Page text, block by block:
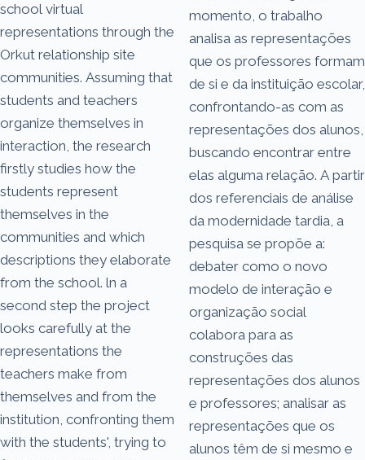
school virtual
representations through the
Orkut relationship site
communities. Assuming that
students and teachers
organize themselves in
interaction, the research
firstly studies how the
students represent
themselves in the
communities and which
descriptions they elaborate
from the school. ln a
second step the project
looks carefully at the
representations the
teachers make from
themselves and from the
institution, confronting them
with the students', trying to
momento, o trabalho
analisa as representações
que os professores formam
de si e da instituição escolar,
confrontando-as com as
representações dos alunos,
buscando encontrar entre
elas alguma relação. A partir
dos referenciais de análise
da modernidade tardia, a
pesquisa se propõe a:
debater como o novo
modelo de interação e
organização social
colabora para as
construções das
representações dos alunos
e professores; analisar as
representações que os
alunos têm de si mesmo e